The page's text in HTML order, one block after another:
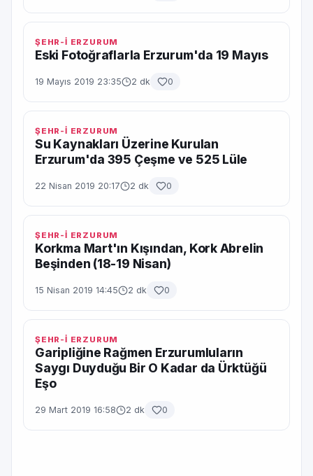
ŞEHR-İ ERZURUM
Eski Fotoğraflarla Erzurum'da 19 Mayıs
19 Mayıs 2019 23:35 2 dk 0
ŞEHR-İ ERZURUM
Su Kaynakları Üzerine Kurulan
Erzurum'da 395 Çeşme ve 525 Lüle
22 Nisan 2019 20:17 2 dk 0
ŞEHR-İ ERZURUM
Korkma Mart'ın Kışından, Kork Abrelin
Beşinden (18-19 Nisan)
15 Nisan 2019 14:45 2 dk 0
ŞEHR-İ ERZURUM
Garipliğine Rağmen Erzurumluların
Saygı Duyduğu Bir O Kadar da Ürktüğü
Eşo
29 Mart 2019 16:58 2 dk 0